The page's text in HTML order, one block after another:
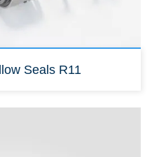
Seals R11